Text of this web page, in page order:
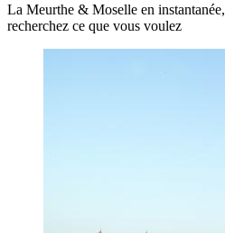
La Meurthe & Moselle en instantanée,
recherchez ce que vous voulez